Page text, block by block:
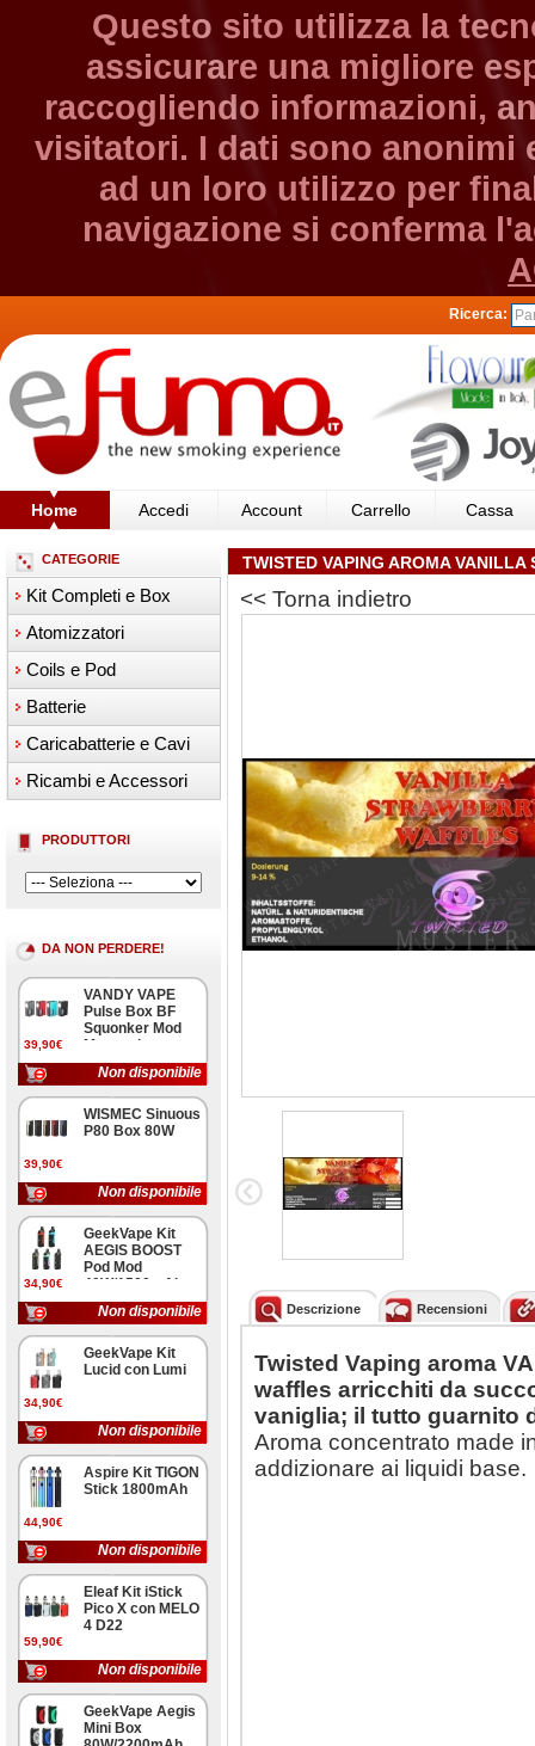
Questo sito utilizza la
assicurare una migliore
raccogliendo informazioni,
visitatori. I dati sono anonimi
ad un loro utilizzo per
navigazione si conferma
Ricerca:
Home Accedi Account Carrello Cassa
CATEGORIE
Kit Completi e Box
Atomizzatori
Coils e Pod
Batterie
Caricabatterie e Cavi
Ricambi e Accessori
PRODUTTORI
DA NON PERDERE!
39,90€
VANDY VAPE
Pulse Box BF
Squonker Mod
Meccanica
Non disponibile
39,90€
WISMEC Sinuous
P80 Box 80W
Non disponibile
34,90€
GeekVape Kit
AEGIS BOOST
Pod Mod
40W/1500mAh
Non disponibile
34,90€
GeekVape Kit
Lucid con Lumi
Non disponibile
44,90€
Aspire Kit TIGON
Stick 1800mAh
Non disponibile
59,90€
Eleaf Kit iStick
Pico X con MELO
4 D22
Non disponibile
GeekVape Aegis
Mini Box
TWISTED VAPING AROMA
<< Torna indietro
Descrizione Recensioni
Twisted Vaping aroma
waffles arricchiti da
vaniglia; il tutto guarnito
Aroma concentrato made
addizionare ai liquidi base.